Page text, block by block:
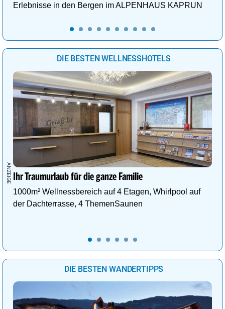
Erlebnisse in den Bergen im ALPENHAUS KAPRUN
DIE BESTEN WELLNESSHOTELS
Ihr Traumurlaub für die ganze Familie
1000m² Wellnessbereich auf 4 Etagen, Whirlpool auf
der Dachterrasse, 4 ThemenSaunen
DIE BESTEN WANDERTIPPS